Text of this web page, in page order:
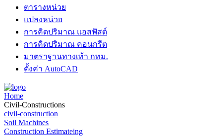
ตารางหน่วย
แปลงหน่วย
การคิดปริมาณ แอสฟัสต์
การคิดปริมาณ คอนกรีต
มาตราฐานทางเท้า กทม.
ตั้งค่า AutoCAD
Home
Civil-Constructions
civil-construction
Soil Machines
Construction Estimateing